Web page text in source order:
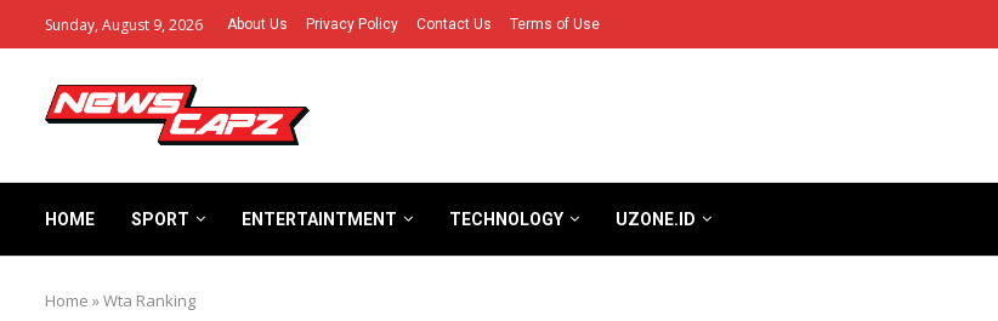
Sunday, August 9, 2026 About Us Privacy Policy Contact Us Terms of Use
HOME SPORT ENTERTAINTMENT TECHNOLOGY UZONE.ID
Home »Wta Ranking